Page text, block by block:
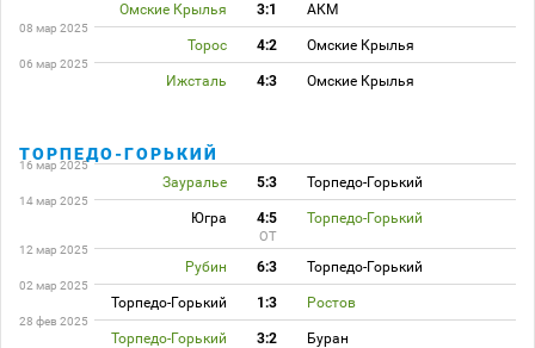
Омские Крылья 3:1 АКМ
08 мар 2025
Торос 4:2 Омские Крылья
06 мар 2025
Ижсталь 4:3 Омские Крылья
ТОРПЕДО-ГОРЬКИЙ
16 мар 2025
Зауралье 5:3 Торпедо-Горький
14 мар 2025
Югра 4:5 Торпедо-Горький
ОТ
12 мар 2025
Рубин 6:3 Торпедо-Горький
02 мар 2025
Торпедо-Горький 1:3 Ростов
28 фев 2025
Торпедо-Горький 3:2 Буран